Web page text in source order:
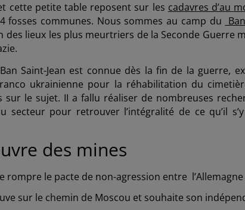
cette petite table reposent sur les cadavres d’au
fosses communes. Nous sommes au camp du
des lieux les plus meurtriers de la Seconde Guerre
Saint-Jean est connue dès la fin de la guerre,
ukrainienne pour la réhabilitation du
sur le sujet. II a fallu réaliser de nombreuses
secteur pour retrouver l’intégralité de ce qu’il
des mines
rompre le pacte de non-agression entre l’Allemagne
sur le chemin de Moscou et souhaite son